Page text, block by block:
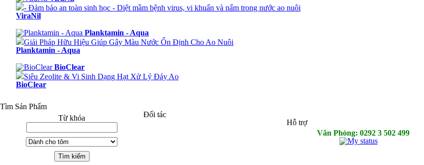
- Đảm bảo an toàn sinh học - Diệt mầm bệnh virus, vi khuẩn và nấm trong nước ao nuôi
ViraNil
Planktamin - Aqua
Giải Pháp Hữu Hiệu Giúp Gây Màu Nước Ổn Định Cho Ao Nuôi
Planktamin - Aqua
BioClear
Siêu Zeolite & Vi Sinh Dạng Hạt Xử Lý Đáy Ao
BioClear
Tìm Sản Phẩm
Từ khóa
Đối tác
Hỗ trợ
Văn Phòng: 0292 3 502 499